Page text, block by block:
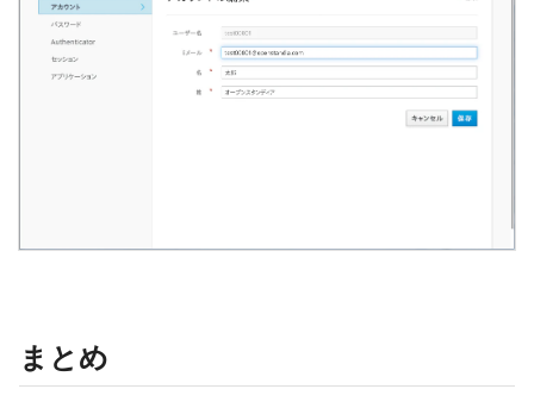
まとめ